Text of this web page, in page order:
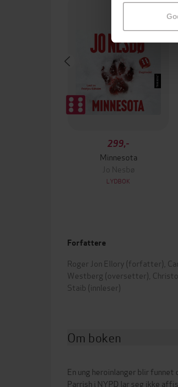
299,-
Minnesota
Jo Nesbø
LYDBOK
Forfattere
Roger Jon Ellory (forfatter),
Westberg (oversetter),
Staib (innleser)
Om boken
En ung heroinlanger blir
Parrish i NYPD lar seg ikke